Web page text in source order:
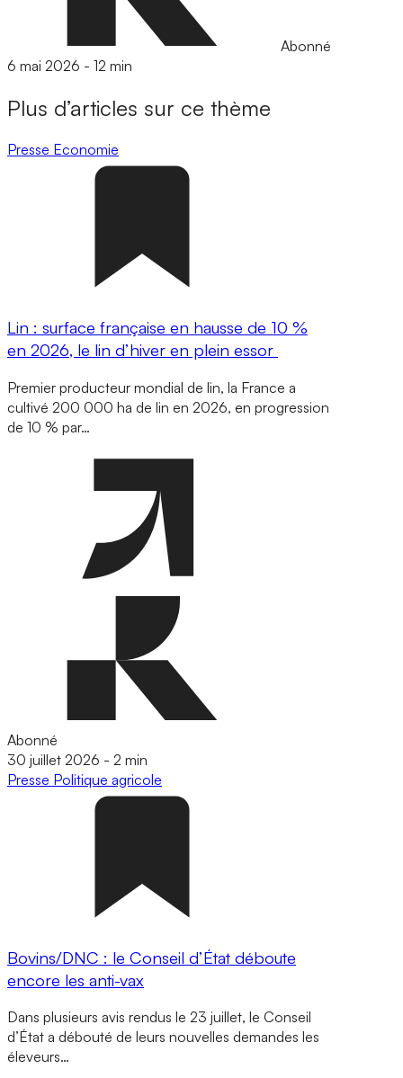
Abonné
6 mai 2026 - 12 min
Plus d’articles sur ce thème
Presse Economie
Lin : surface française en hausse de 10 %
en 2026, le lin d’hiver en plein essor
Premier producteur mondial de lin, la France a
cultivé 200 000 ha de lin en 2026, en progression
de 10 % par…
Abonné
30 juillet 2026 - 2 min
Presse Politique agricole
Bovins/DNC : le Conseil d’État déboute
encore les anti-vax
Dans plusieurs avis rendus le 23 juillet, le Conseil
d’État a débouté de leurs nouvelles demandes les
éleveurs…